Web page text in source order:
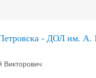
- ДОЛ им. А.
Викторович